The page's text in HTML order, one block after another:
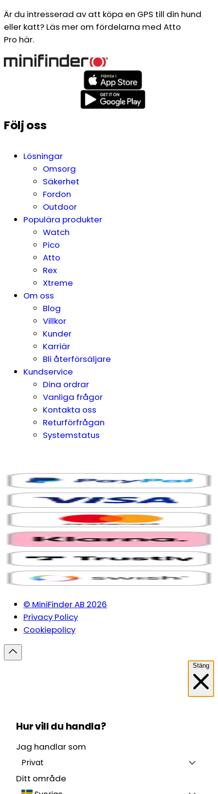
Är du intresserad av att köpa en GPS till din hund
eller katt? Läs mer om fördelarna med Atto
Pro här.
Följ oss
Lösningar
Omsorg
Säkerhet
Fordon
Outdoor
Populära produkter
Watch
Pico
Atto
Rex
Xtreme
Om oss
Blog
Villkor
Kunder
Karriär
Bli återförsäljare
Kundservice
Dina ordrar
Vanliga frågor
Kontakta oss
Returförfrågan
Systemstatus
© MiniFinder AB 2026
Privacy Policy
Cookiepolicy
Stäng
Hur vill du handla?
Jag handlar som
Privat
Ditt område